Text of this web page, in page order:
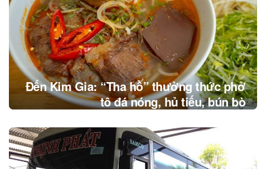
Đến Kim Gia: “Tha hồ” thưởng thức phở
tô đá nóng, hủ tiếu, bún bò